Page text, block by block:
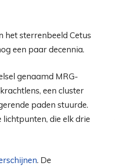
het sterrenbeeld Cetus
een paar decennia.
genaamd MRG-
een cluster
paden stuurde.
lichtpunten, die elk drie
. De